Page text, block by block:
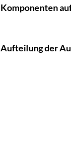
Komponenten
Aufteilung der